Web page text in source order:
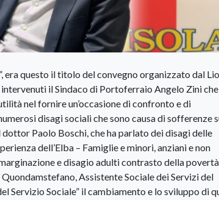
era questo il titolo del convegno organizzato dal
il Sindaco di Portoferraio Angelo Zini che,
nel fornire un’occasione di confronto e di
disagi sociali che sono causa di sofferenze
Paolo Boschi, che ha parlato dei disagi delle
dell’Elba – Famiglie e minori, anziani e non
e disagio adulti contrasto della povertà,
Assistente Sociale dei Servizi del
Servizio Sociale” il cambiamento e lo sviluppo di